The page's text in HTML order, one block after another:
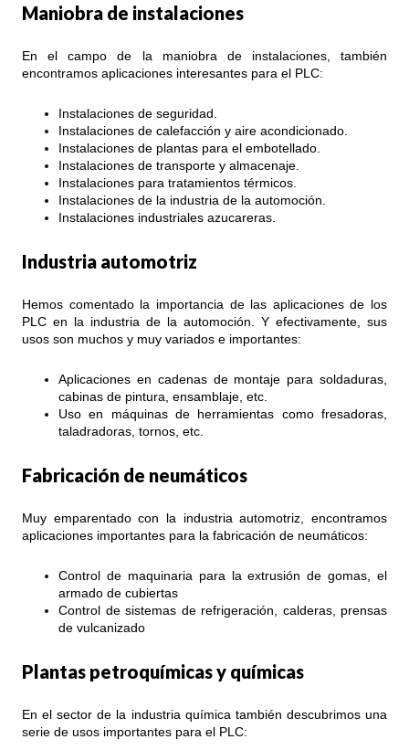
Maniobra de instalaciones
En el campo de la maniobra de instalaciones, también
encontramos aplicaciones interesantes para el PLC:
Instalaciones de seguridad.
Instalaciones de calefacción y aire acondicionado.
Instalaciones de plantas para el embotellado.
Instalaciones de transporte y almacenaje.
Instalaciones para tratamientos térmicos.
Instalaciones de la industria de la automoción.
Instalaciones industriales azucareras.
Industria automotriz
Hemos comentado la importancia de las aplicaciones de los
PLC en la industria de la automoción. Y efectivamente, sus
usos son muchos y muy variados e importantes:
Aplicaciones en cadenas de montaje para soldaduras,
cabinas de pintura, ensamblaje, etc.
Uso en máquinas de herramientas como fresadoras,
taladradoras, tornos, etc.
Fabricación de neumáticos
Muy emparentado con la industria automotriz, encontramos
aplicaciones importantes para la fabricación de neumáticos:
Control de maquinaria para la extrusión de gomas, el
armado de cubiertas
Control de sistemas de refrigeración, calderas, prensas
de vulcanizado
Plantas petroquímicas y químicas
En el sector de la industria química también descubrimos una
serie de usos importantes para el PLC: